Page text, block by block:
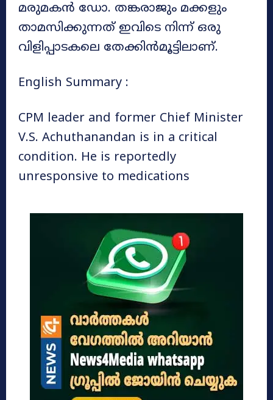
മരുമകൻ ഡോ. തങ്കരാജും മക്കളും
താമസിക്കുന്നത് ഇവിടെ നിന്ന് ഒരു
വിളിപ്പാടകലെ തേക്കിൻമൂട്ടിലാണ്.
English Summary :
CPM leader and former Chief Minister
V.S. Achuthanandan is in a critical
condition. He is reportedly
unresponsive to medications